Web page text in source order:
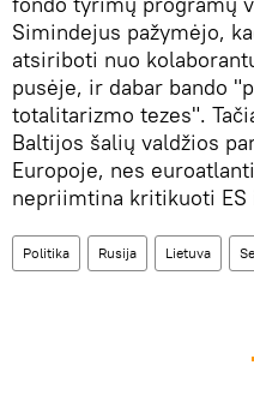
Simindejus pažymėjo,
atsiriboti nuo
pusėje, ir dabar bando
totalitarizmo tezes".
Baltijos šalių valdžios
Europoje, nes
nepriimtina kritikuoti ES
Politika Rusija Lietuva